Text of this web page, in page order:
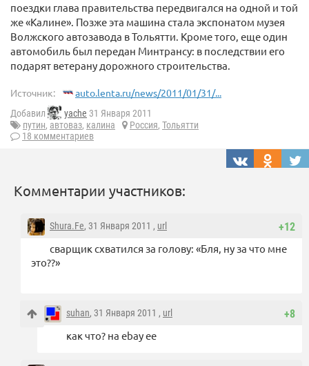
поездки глава правительства передвигался на одной и той
же «Калине». Позже эта машина стала экспонатом музея
Волжского автозавода в Тольятти. Кроме того, еще один
автомобиль был передан Минтрансу: в последствии его
подарят ветерану дорожного строительства.
Источник: auto.lenta.ru/news/2011/01/31/...
Добавил yache 31 Января 2011
путин, автоваз, калина Россия, Тольятти
18 комментариев
Комментарии участников:
+12
Shura.Fe, 31 Января 2011 , url
сварщик схватился за голову: «Бля, ну за что мне
это??»
+8
suhan, 31 Января 2011 , url
как что? на ebay ее